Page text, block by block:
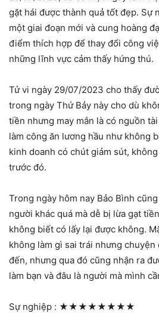
gặt hái được thành quả tốt đẹp. Sự
một giai đoạn mới và cung hoàng
điểm thích hợp để thay đổi công
những lĩnh vực cảm thấy hứng thú.
Tử vi ngày 29/07/2023 cho thấy
trong ngày Thứ Bảy này cho dù
tiền nhưng may mắn là có nguồn
làm công ăn lương hầu như không
kinh doanh có chút giảm sút,
trước đó.
Trong ngày hôm nay Bảo Bình
người khác quá mà dễ bị lừa gạt
không biết có lấy lại được không.
không làm gì sai trái nhưng
đến, nhưng qua đó cũng nhận ra
làm bạn và đâu là người mà mình
Sự nghiệp : ★★★★★★★★